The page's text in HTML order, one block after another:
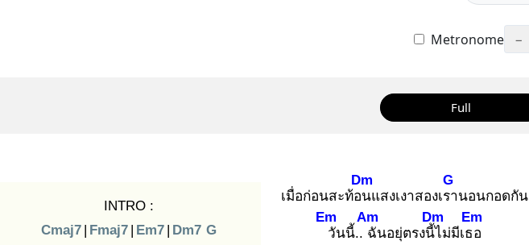
Metronome −
Full
INTRO :
Cmaj7 | Fmaj7 | Em7 | Dm7 G
เมื่อก่อนสะท้อน
Dm
แสงเงาสองเรา
G
นอนกอดกัน
วั
Em
นนี้.. ฉั
Am
นอยุ่ตรงนี้ไ
Dm
ม่มีเธอ
Em